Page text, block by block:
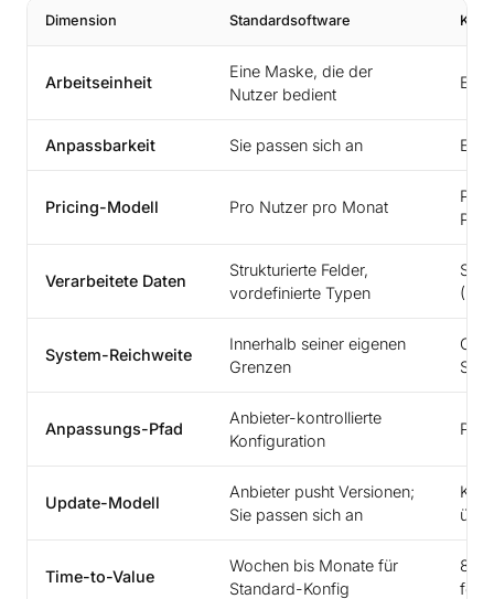
Dimension Standardsoftware KI-
Arbeitseinheit
Eine Maske, die der
Nutzer bedient
Ein
Anpassbarkeit Sie passen sich an Er
Pricing-Modell Pro Nutzer pro Monat
Pro
Verarbeitete Daten
Strukturierte Felder,
vordefinierte Typen
(E-
System-Reichweite
Innerhalb seiner eigenen
Grenzen
Anpassungs-Pfad
Anbieter-kontrollierte
Konfiguration
Update-Modell
Anbieter pusht Versionen;
Sie passen sich an
Time-to-Value
Wochen bis Monate für
Standard-Konfig
8